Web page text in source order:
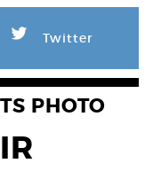
L Twitter
PHOTO